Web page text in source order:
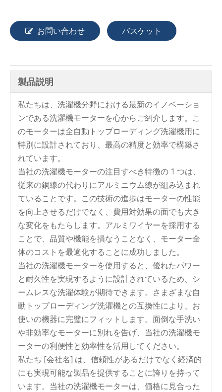
自動洗濯機 150W Al ワイヤー洗浄モーター 自動洗濯機 150W アルミ巻線洗浄モーター
お問い合わせ バスケット
製品説明
私たちは、洗濯機分野における最新のイノベーショ
ンである洗濯機モーターを心からご紹介します。こ
のモーターは全自動トップローディング洗濯機用に
特別に設計されており、最高の精度と効率で構築さ
れています。
当社の洗濯機モーターの注目すべき特徴の 1 つは、
従来の銅線の代わりにアルミニウム線が組み込まれ
ていることです。この技術の進歩はモーターの性能
を向上させるだけでなく、費用対効果の面でも大き
な変化をもたらします。アルミワイヤーを採用する
ことで、品質や機能を損なうことなく、モーター全
体のコストを最適化することに成功しました。
当社の洗濯機モーターを使用すると、優れたパワー
と耐久性を実現するように設計されているため、シ
ームレスな洗濯体験が期待できます。さまざまな自
動トップローディング洗濯機との互換性により、お
使いの機器に完璧にフィットします。面倒な手洗い
や非効率なモーターに別れを告げ、当社の洗濯機モ
ーターの利便性と効率性を活用してください。
私たち [会社名] は、信頼性があるだけでなく経済的
にも実現可能な製品を提供することに誇りを持って
います。当社の洗濯機モーターは、価格に見合った